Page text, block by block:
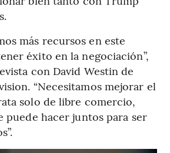
más recursos en este
éxito en la negociación”,
con David Westin de
“Necesitamos mejorar el
solo de libre comercio,
puede hacer juntos para ser